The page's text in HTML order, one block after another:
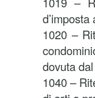
1020 –
dovuta
1040 –